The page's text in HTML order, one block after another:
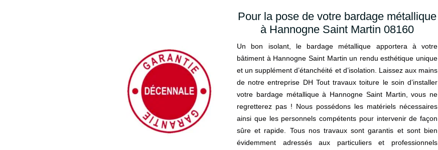
Pour la pose de votre bardage métallique
à Hannogne Saint Martin 08160
Un bon isolant, le bardage métallique apportera à votre
bâtiment à Hannogne Saint Martin un rendu esthétique unique
et un supplément d’étanchéité et d’isolation. Laissez aux mains
de notre entreprise DH Tout travaux toiture le soin d’installer
votre bardage métallique à Hannogne Saint Martin, vous ne
regretterez pas ! Nous possédons les matériels nécessaires
ainsi que les personnels compétents pour intervenir de façon
sûre et rapide. Tous nos travaux sont garantis et sont bien
évidemment adressés aux particuliers et professionnels